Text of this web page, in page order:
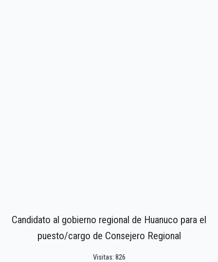
Candidato al gobierno regional de Huanuco para el
puesto/cargo de Consejero Regional
Visitas: 826